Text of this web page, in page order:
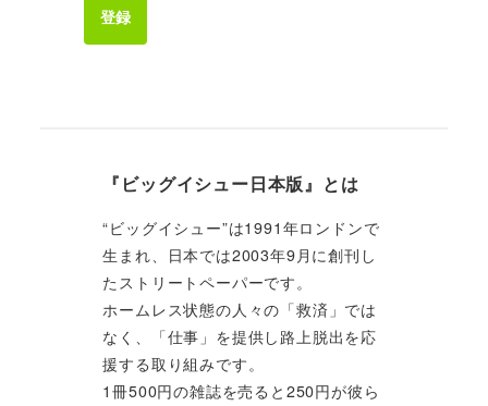
登録
『ビッグイシュー日本版』とは
“ビッグイシュー”は1991年ロンドンで
生まれ、日本では2003年9月に創刊し
たストリートペーパーです。
ホームレス状態の人々の「救済」では
なく、「仕事」を提供し路上脱出を応
援する取り組みです。
1冊500円の雑誌を売ると250円が彼ら